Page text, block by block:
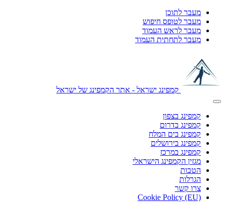
מעבר לתוכן
מעבר לטופס חיפוש
מעבר לראש העמוד
מעבר לתחתית העמוד
קמפינג ישראל - אתר הקמפינג של ישראל
קמפינג בצפון
קמפינג בדרום
קמפינג בים המלח
קמפינג בירושלים
קמפינג במרכז
מגזין הקמפינג הישראלי
הטבות
הגרלות
צרו קשר
Cookie Policy (EU)